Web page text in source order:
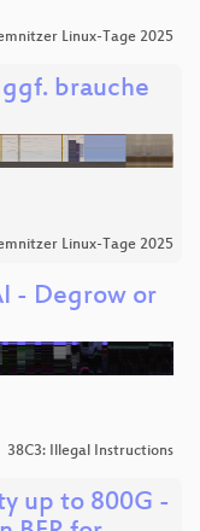
Linux-Tage 2025
brauche
Linux-Tage 2025
- Degrow or
38C3: Illegal Instructions
up to 800G -